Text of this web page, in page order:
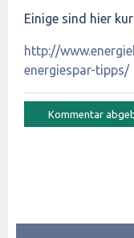
Einige sind hier
http://
energiespar-tipps/